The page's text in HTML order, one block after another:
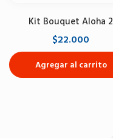
Kit Bouquet Aloha 2
$22.000
Agregar al carrito